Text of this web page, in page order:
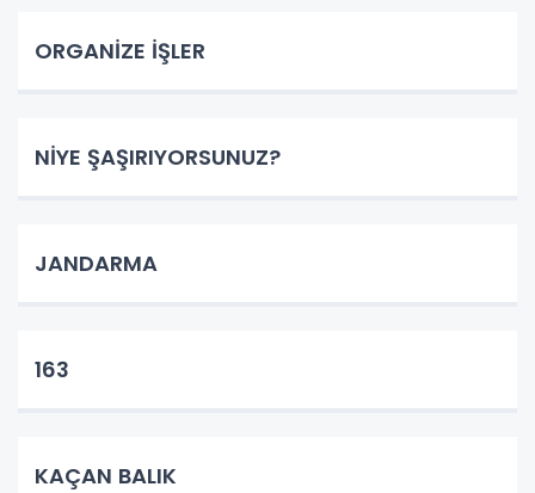
ORGANİZE İŞLER
NİYE ŞAŞIRIYORSUNUZ?
JANDARMA
163
KAÇAN BALIK